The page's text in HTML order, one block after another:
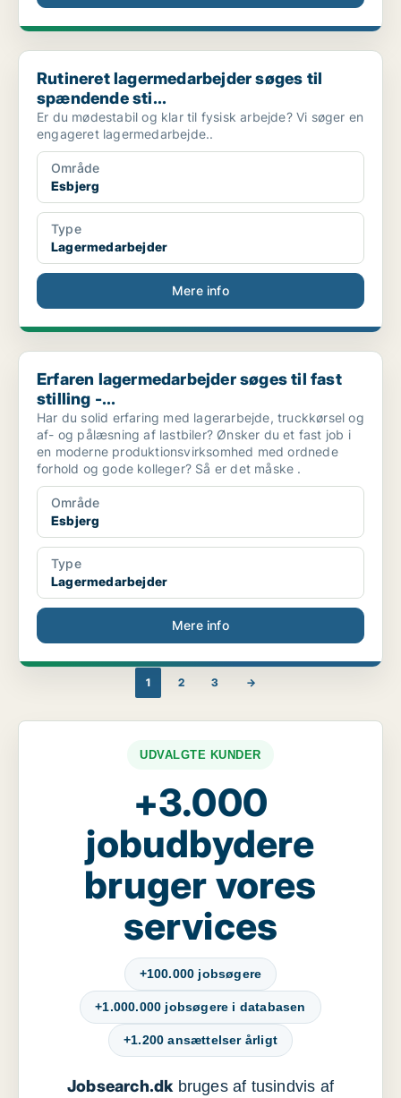
Rutineret lagermedarbejder søges til spændende sti...
Rutineret lagermedarbejder søges til
spændende sti...
Er du mødestabil og klar til fysisk arbejde? Vi søger en
engageret lagermedarbejde..
Område
Esbjerg
Type
Lagermedarbejder
Mere info
Erfaren lagermedarbejder søges til fast stilling -...
Erfaren lagermedarbejder søges til fast
stilling -...
Har du solid erfaring med lagerarbejde, truckkørsel og
af- og pålæsning af lastbiler? Ønsker du et fast job i
en moderne produktionsvirksomhed med ordnede
forhold og gode kolleger? Så er det måske .
Område
Esbjerg
Type
Lagermedarbejder
Mere info
1 2 3 →
UDVALGTE KUNDER
+3.000
jobudbydere
bruger vores
services
+100.000 jobsøgere
+1.000.000 jobsøgere i databasen
+1.200 ansættelser årligt
Jobsearch.dkbruges af tusindvis af